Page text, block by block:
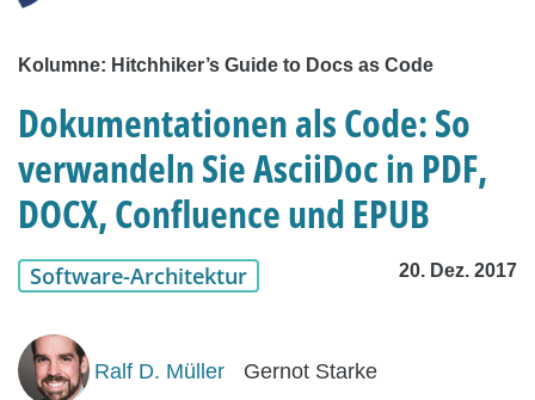
Kolumne: Hitchhiker’s Guide to Docs as Code
Dokumentationen als Code: So
verwandeln Sie AsciiDoc in PDF,
DOCX, Confluence und EPUB
Software-Architektur 20. Dez. 2017
Ralf D. Müller Gernot Starke